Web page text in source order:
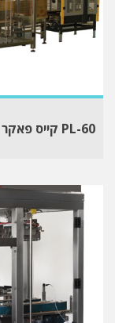
PL-60 קייס פאקר מהיר לאריזה בקרטון RSC